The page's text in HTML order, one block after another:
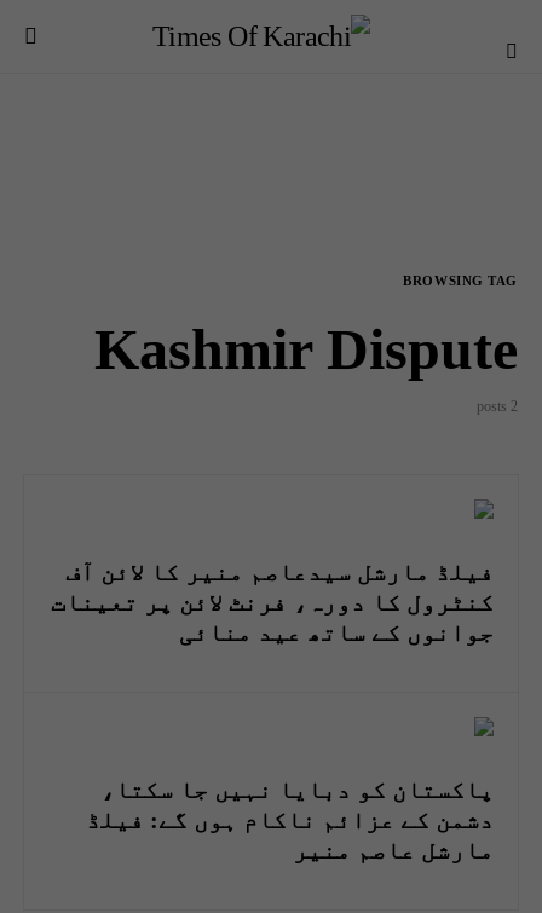
BROWSING TAG
Kashmir Dispute
2 posts
فیلڈ مارشل سیدعاصم منیر کا لائن آف
کنٹرول کا دورہ، فرنٹ لائن پر تعینات
جوانوں کے ساتھ عید منائی
پاکستان کو دبایا نہیں جا سکتا،
دشمن کے عزائم ناکام ہوں گے: فیلڈ
مارشل عاصم منیر